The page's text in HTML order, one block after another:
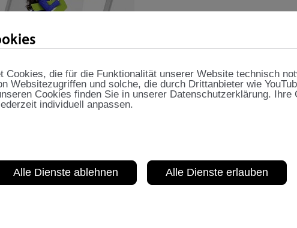
Jetzt entdecken
Cookies, die für die Funktionalität unserer Website technisch
Websitezugriffen und solche, die durch Drittanbieter wie
Cookies finden Sie in unserer Datenschutzerklärung. Ihre
individuell anpassen.
Alle Dienste ablehnen Alle Dienste erlauben